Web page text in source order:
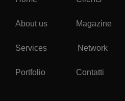
About us Magazine
Services Network
Portfolio Contatti